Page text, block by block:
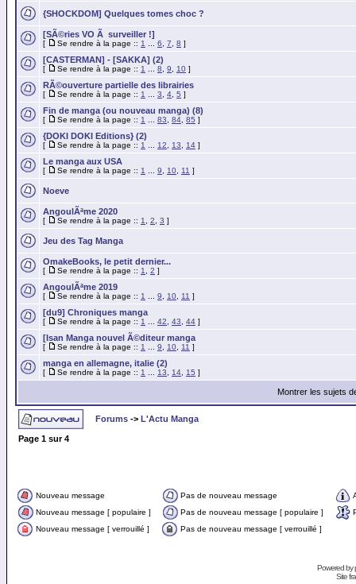
{SHOCKDOM] Quelques tomes choc ?
[SÃ©ries VO Ã surveiller !]
[ Se rendre à la page :: 1 6 7 8 ]
[CASTERMAN] - [SAKKA] (2)
[ Se rendre à la page :: 1 8 9 10 ]
RÃ©ouverture partielle des librairies
[ Se rendre à la page :: 1 3 4 5 ]
Fin de manga (ou nouveau manga) (8)
[ Se rendre à la page :: 1 83 84 85 ]
{DOKI DOKI Editions} (2)
[ Se rendre à la page :: 1 12 13 14 ]
Le manga aux USA
[ Se rendre à la page :: 1 9 10 11 ]
Noeve
AngoulÃªme 2020
[ Se rendre à la page :: 1 2 3 ]
Jeu des Tag Manga
OmakeBooks, le petit dernier...
[ Se rendre à la page :: 1 2 ]
AngoulÃªme 2019
[ Se rendre à la page :: 1 9 10 11 ]
[du9] Chroniques manga
[ Se rendre à la page :: 1 42 43 44 ]
[Isan Manga nouvel Ã©diteur manga
[ Se rendre à la page :: 1 9 10 11 ]
manga en allemagne, italie (2)
[ Se rendre à la page :: 1 13 14 15 ]
Montrer les sujets
Forums -> L'Actu Manga
Page 1 sur4
Nouveau message Pas de nouveau message
Nouveau message [ populaire ]
Pas de nouveau message [ populaire ]
Nouveau message [ verrouillé ]
Pas de nouveau message [ verrouillé ]
Powered by
Site